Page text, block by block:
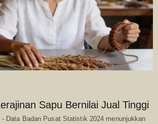
Sapu Bernilai Jual Tinggi
- Data Badan Pusat Statistik 2024 menunjukkan